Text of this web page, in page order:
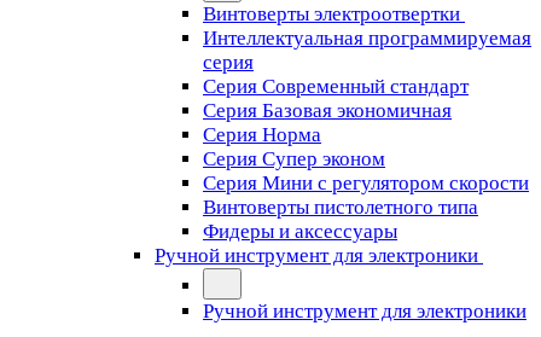
Винтоверты электроотвертки
Интеллектуальная программируемая
серия
Серия Современный стандарт
Серия Базовая экономичная
Серия Норма
Серия Cупер эконом
Серия Мини с регулятором скорости
Винтоверты пистолетного типа
Фидеры и аксессуары
Ручной инструмент для электроники
Ручной инструмент для электроники